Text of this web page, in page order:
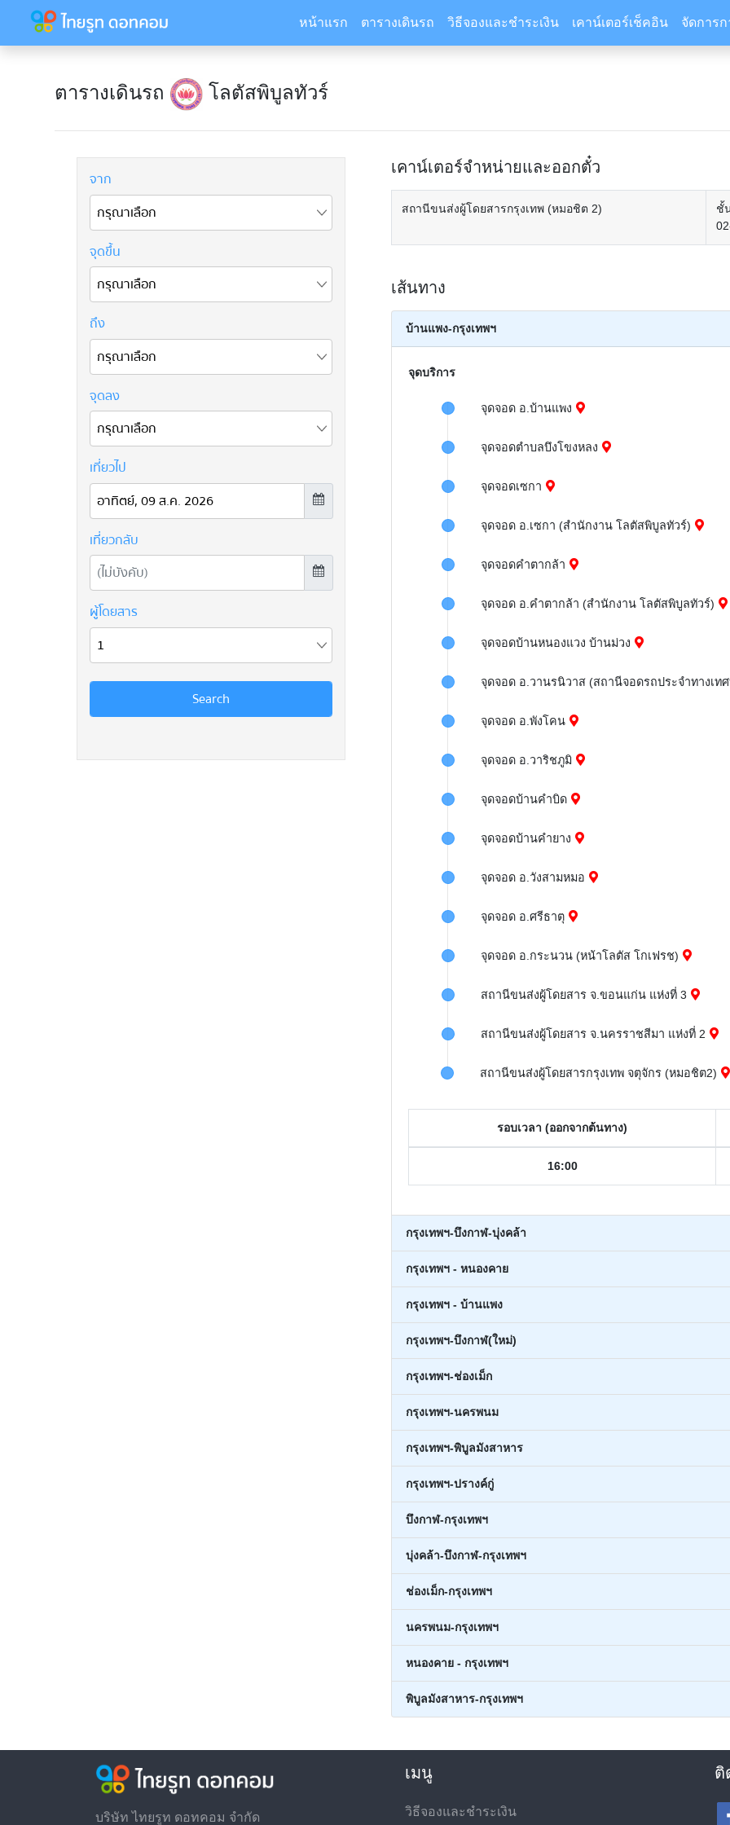
หน้าแรก ตารางเดินรถ วิธีจองและชำระเงิน เคาน์เตอร์เช็คอิน จัดการก
ตารางเดินรถ โลตัสพิบูลทัวร์
เคาน์เตอร์จำหน่ายและออกตั๋ว
สถานีขนส่งผู้โดยสารกรุงเทพ (หมอชิต 2)
ชั้
เส้นทาง
บ้านแพง-กรุงเทพฯ
จุดบริการ
จุดจอด อ.บ้านแพง
จุดจอดตำบลบึงโขงหลง
จุดจอดเซกา
จุดจอด อ.เซกา (สำนักงาน โลตัสพิบูลทัวร์)
จุดจอดคำตากล้า
จุดจอด อ.คำตากล้า (สำนักงาน โลตัสพิบูลทัวร์)
จุดจอดบ้านหนองแวง บ้านม่วง
จุดจอด อ.วานรนิวาส (สถานีจอดรถประจำทางเท
จุดจอด อ.พังโคน
จุดจอด อ.วาริชภูมิ
จุดจอดบ้านคำบิด
จุดจอดบ้านคำยาง
จุดจอด อ.วังสามหมอ
จุดจอด อ.ศรีธาตุ
จุดจอด อ.กระนวน (หน้าโลตัส โกเฟรช)
สถานีขนส่งผู้โดยสาร จ.ขอนแก่น แห่งที่ 3
สถานีขนส่งผู้โดยสาร จ.นครราชสีมา แห่งที่ 2
สถานีขนส่งผู้โดยสารกรุงเทพ จตุจักร (หมอชิต2)
รอบเวลา (ออกจากต้นทาง)
16:00
กรุงเทพฯ-บึงกาฬ-บุ่งคล้า
กรุงเทพฯ - หนองคาย
กรุงเทพฯ - บ้านแพง
กรุงเทพฯ-บึงกาฬ(ใหม่)
กรุงเทพฯ-ช่องเม็ก
กรุงเทพฯ-นครพนม
กรุงเทพฯ-พิบูลมังสาหาร
กรุงเทพฯ-ปรางค์กู่
บึงกาฬ-กรุงเทพฯ
บุ่งคล้า-บึงกาฬ-กรุงเทพฯ
ช่องเม็ก-กรุงเทพฯ
นครพนม-กรุงเทพฯ
หนองคาย - กรุงเทพฯ
พิบูลมังสาหาร-กรุงเทพฯ
บริษัท ไทยรูท ดอทคอม จำกัด
เมนู
วิธีจองและชำระเงิน
ติ